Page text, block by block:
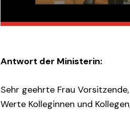
Antwort der Ministerin:
Sehr geehrte Frau Vorsitzende,
Werte Kolleginnen und